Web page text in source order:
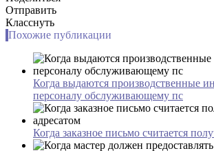
Отправить
Класснуть
Похожие публикации
Когда выдаются производственные
персоналу обслуживающему пс
Когда заказное письмо считается